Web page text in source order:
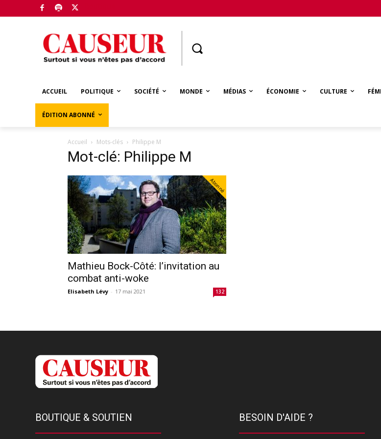
ACCUEIL POLITIQUE SOCIÉTÉ MONDE MÉDIAS ÉCONOMIE CULTURE
ÉDITION ABONNÉ
Accueil Mots-clés Philippe M
Mot-clé: Philippe M
Abonné
Mathieu Bock-Côté: l’invitation au
combat anti-woke
Elisabeth Lévy - 17 mai 2021 132
BOUTIQUE & SOUTIEN BESOIN D'AIDE ?